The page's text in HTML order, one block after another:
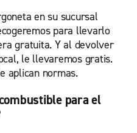
en su sucursal
para llevarlo
gratuita. Y al devolver
le llevaremos gratis.
aplican normas.
para el